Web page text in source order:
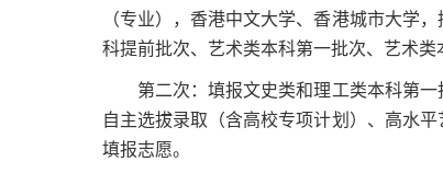
（专业），香港中文大学、香港城市大学
科提前批次、艺术类本科第一批次、艺术类
第二次：填报文史类和理工类本科第一
自主选拔录取（含高校专项计划）、高水
填报志愿。